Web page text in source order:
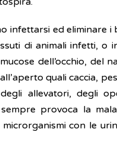
infettarsi ed eliminare i
di animali infetti, o
dell’occhio, del
quali caccia,
allevatori, degli
provoca la
con le